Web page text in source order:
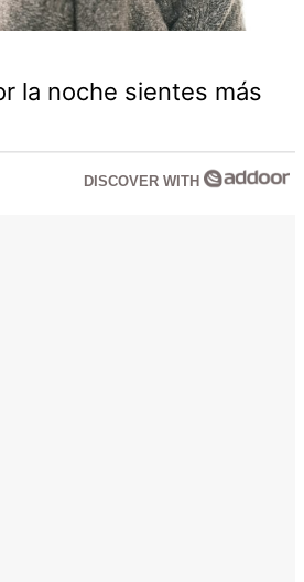
la noche sientes más
DISCOVER WITH